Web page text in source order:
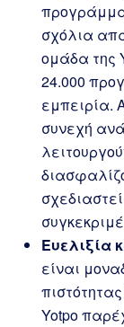
σχόλια
ομάδα της
24.000
εμπειρία.
συνεχή
Ευελιξία
είναι
Yotpo